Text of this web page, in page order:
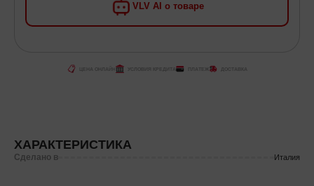
VLV AI о товаре
ЦЕНА ОНЛАЙН УСЛОВИЯ КРЕДИТА ПЛАТЕЖ ДОСТАВКА
ХАРАКТЕРИСТИКА
Сделано в Италия